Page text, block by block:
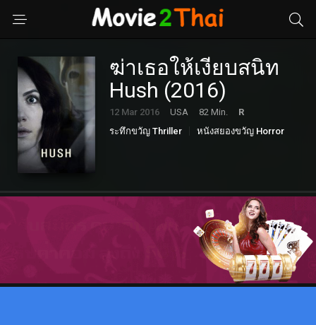
ฆ่าเธอให้เงียบสนิท
Hush (2016)
12 Mar 2016 USA 82 Min.
R
ระทึกขวัญ Thriller
หนังสยองขวัญ Horror